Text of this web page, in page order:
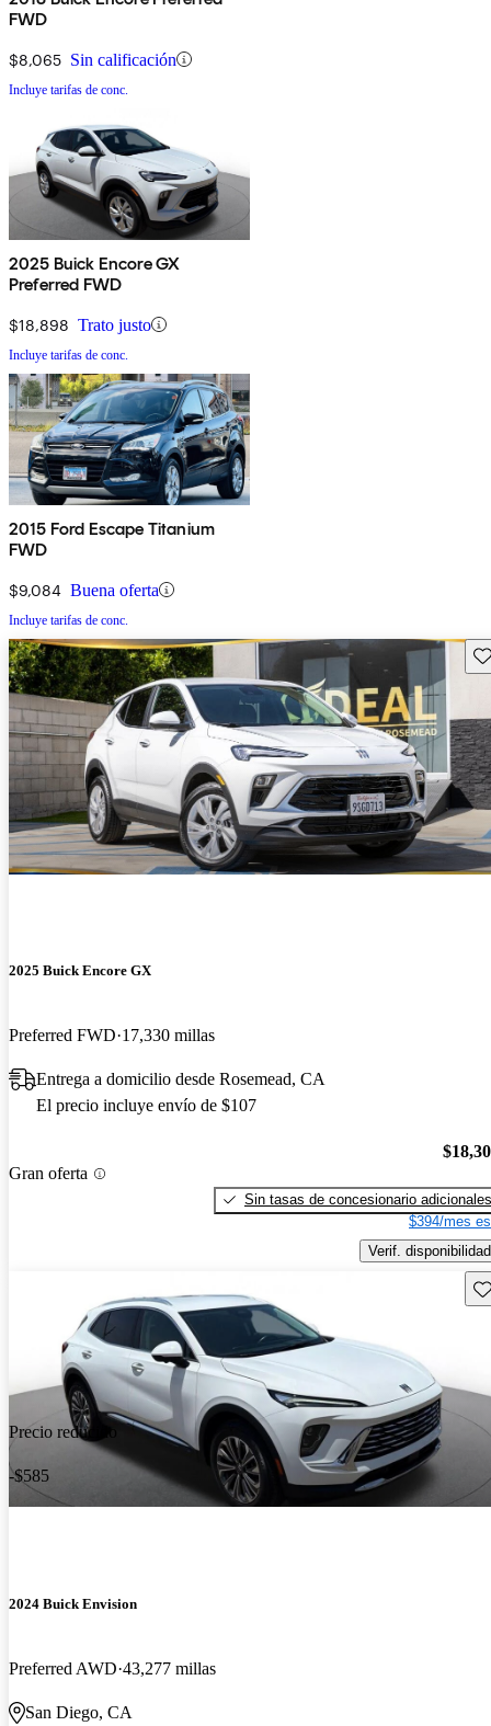
FWD
$8,065 Sin calificación
Incluye tarifas de conc.
2025 Buick Encore GX
Preferred FWD
$18,898 Trato justo
Incluye tarifas de conc.
2015 Ford Escape Titanium
FWD
$9,084 Buena oferta
Incluye tarifas de conc.
2025 Buick Encore GX
Preferred FWD 17,330 millas
Entrega a domicilio desde Rosemead, CA
El precio incluye envío de $107
Gran oferta
Sin tasas de concesionario adicionales
$394/mes
Verif. disponibilidad
Precio reducido
-$585
2024 Buick Envision
Preferred AWD 43,277 millas
San Diego, CA